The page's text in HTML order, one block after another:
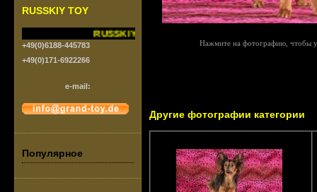
RUSSKIY TOY
RUSSKIY TOY vom Grand-Toy.FCI/VDH
+49(0)6188-445783
+49(0)171-6922266
e-mail:
Популярное
Нажмите на фотографию, чтобы
Другие фотографии категории